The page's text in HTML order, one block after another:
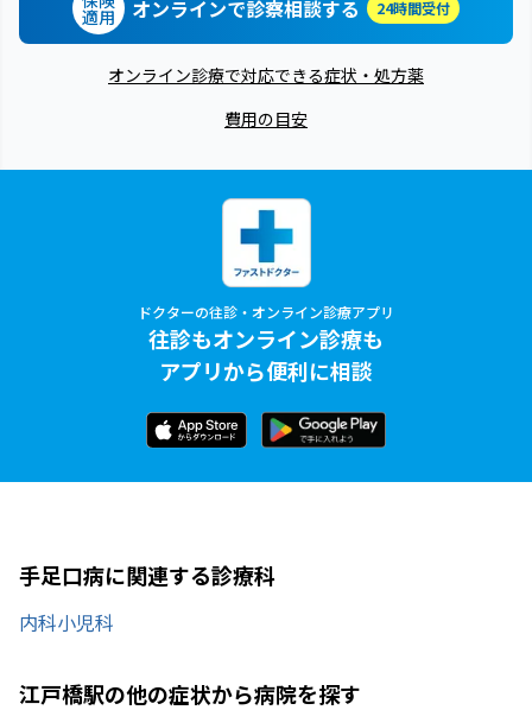
適用 オンラインで診察相談する 24時間受付
オンライン診療で対応できる症状・処方薬
費用の目安
ドクターの往診・オンライン診療アプリ
往診もオンライン診療も
アプリから便利に相談
手足口病に関連する診療科
内科小児科
江戸橋駅の他の症状から病院を探す